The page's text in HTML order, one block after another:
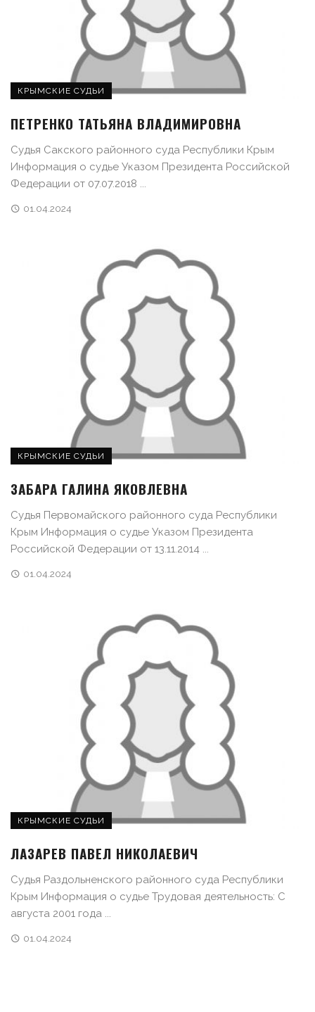
КРЫМСКИЕ СУДЬИ
ПЕТРЕНКО ТАТЬЯНА ВЛАДИМИРОВНА
Судья Сакского районного суда Республики Крым
Информация о судье Указом Президента Российской
Федерации от 07.07.2018 ...
01.04.2024
КРЫМСКИЕ СУДЬИ
ЗАБАРА ГАЛИНА ЯКОВЛЕВНА
Судья Первомайского районного суда Республики
Крым Информация о судье Указом Президента
Российской Федерации от 13.11.2014 ...
01.04.2024
КРЫМСКИЕ СУДЬИ
ЛАЗАРЕВ ПАВЕЛ НИКОЛАЕВИЧ
Судья Раздольненского районного суда Республики
Крым Информация о судье Трудовая деятельность: С
августа 2001 года ...
01.04.2024